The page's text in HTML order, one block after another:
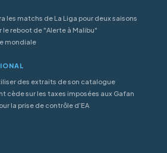
les matchs de La Liga pour deux saisons
reboot de "Alerte à Malibu"
mondiale
des extraits de son catalogue
cède sur les taxes imposées aux Gafan
la prise de contrôle d’EA